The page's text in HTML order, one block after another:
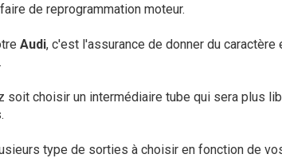
de reprogrammation moteur.
Audi, c'est l'assurance de donner du
choisir un intermédiaire tube qui sera plus
type de sorties à choisir en fonction de